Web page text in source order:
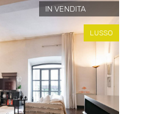
IN VENDITA
LUSSO